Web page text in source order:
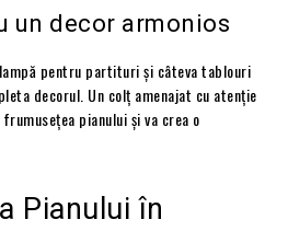
un decor armonios
pentru partituri și câteva tablouri
decorul. Un colț amenajat cu atenție
pianului și va crea o
Pianului în